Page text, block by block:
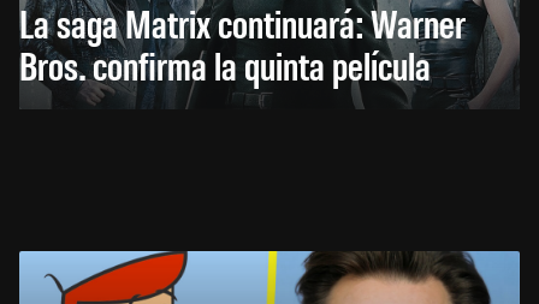
La saga Matrix continuará: Warner
Bros. confirma la quinta película